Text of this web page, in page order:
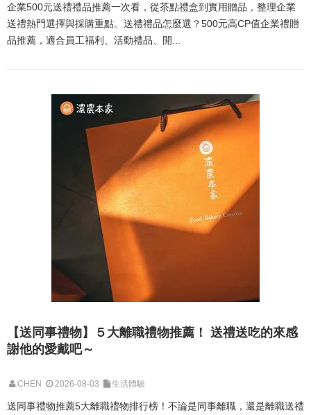
企業500元送禮禮品推薦一次看，從茶點禮盒到實用贈品，整理企業
送禮熱門選擇與採購重點。送禮禮品怎麼選？500元高CP值企業禮贈
品推薦，適合員工福利、活動禮品、開...
【送同事禮物】５大離職禮物推薦！ 送禮送吃的來感
謝他的愛戴吧～
CHEN 2026-08-03 生活體驗
送同事禮物推薦5大離職禮物排行榜！不論是同事離職，還是離職送禮